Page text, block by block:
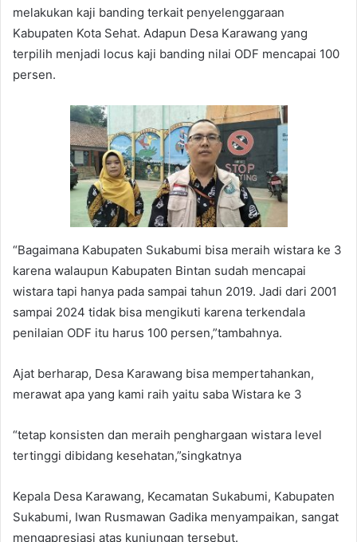
melakukan kaji banding terkait penyelenggaraan
Kabupaten Kota Sehat. Adapun Desa Karawang yang
terpilih menjadi locus kaji banding nilai ODF mencapai 100
persen.
“Bagaimana Kabupaten Sukabumi bisa meraih wistara ke 3
karena walaupun Kabupaten Bintan sudah mencapai
wistara tapi hanya pada sampai tahun 2019. Jadi dari 2001
sampai 2024 tidak bisa mengikuti karena terkendala
penilaian ODF itu harus 100 persen,”tambahnya.
Ajat berharap, Desa Karawang bisa mempertahankan,
merawat apa yang kami raih yaitu saba Wistara ke 3
“tetap konsisten dan meraih penghargaan wistara level
tertinggi dibidang kesehatan,”singkatnya
Kepala Desa Karawang, Kecamatan Sukabumi, Kabupaten
Sukabumi, Iwan Rusmawan Gadika menyampaikan, sangat
mengapresiasi atas kunjungan tersebut.